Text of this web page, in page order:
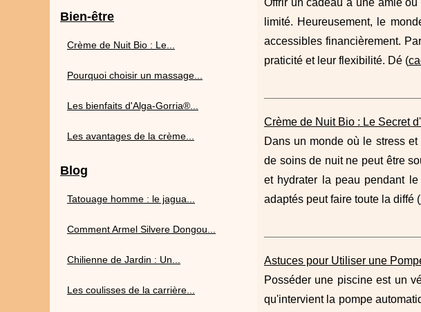
Offrir un cadeau à une amie
limité. Heureusement, le
accessibles financièrement.
praticité et leur flexibilité. Dé (
Crème de Nuit Bio : Le Secret
Dans un monde où le stress
de soins de nuit ne peut être
et hydrater la peau pendant
adaptés peut faire toute la diffé (
Astuces pour Utiliser une
Posséder une piscine est un
qu'intervient la pompe
Bien-être
Crème de Nuit Bio : Le...
Pourquoi choisir un massage...
Les bienfaits d'Alga-Gorria®...
Les avantages de la crème...
Blog
Tatouage homme : le jagua...
Comment Armel Silvere Dongou...
Chilienne de Jardin : Un...
Les coulisses de la carrière...